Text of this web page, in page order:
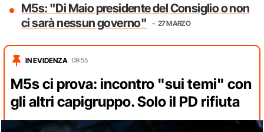
M5s: "Di Maio presidente del Consiglio o non
ci sarà nessun governo"
27 MARZO
IN EVIDENZA 09:55
M5s ci prova: incontro "sui temi" con
gli altri capigruppo. Solo il PD rifiuta